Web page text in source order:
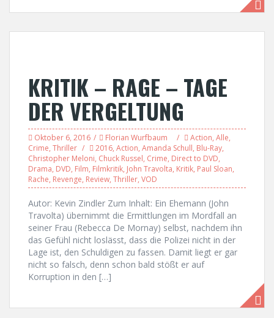
KRITIK – RAGE – TAGE
DER VERGELTUNG
Oktober 6, 2016 Florian Wurfbaum Action, Alle,
Crime, Thriller 2016, Action, Amanda Schull, Blu-Ray,
Christopher Meloni, Chuck Russel, Crime, Direct to DVD,
Drama, DVD, Film, Filmkritik, John Travolta, Kritik, Paul Sloan,
Rache, Revenge, Review, Thriller, VOD
Autor: Kevin Zindler Zum Inhalt: Ein Ehemann (John
Travolta) übernimmt die Ermittlungen im Mordfall an
seiner Frau (Rebecca De Mornay) selbst, nachdem ihn
das Gefühl nicht loslässt, dass die Polizei nicht in der
Lage ist, den Schuldigen zu fassen. Damit liegt er gar
nicht so falsch, denn schon bald stößt er auf
Korruption in den […]